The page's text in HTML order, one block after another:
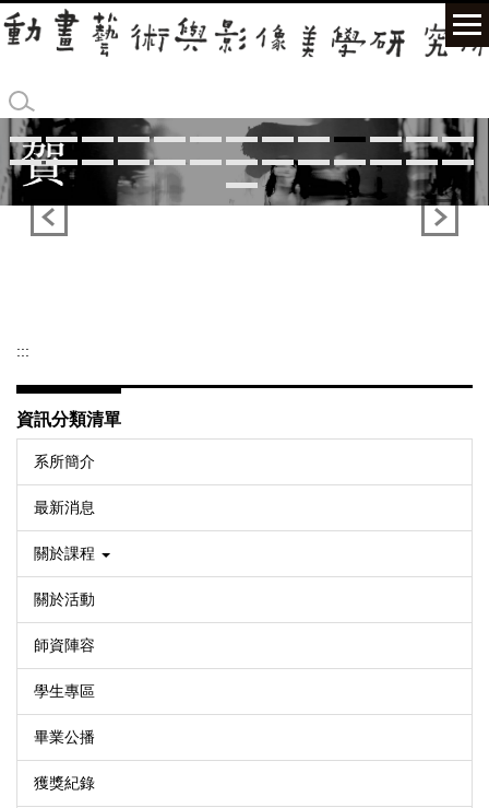
跳
到
內
容
區
:::
資訊分類清單
系所簡介
最新消息
關於課程
關於活動
師資陣容
學生專區
畢業公播
獲獎紀錄